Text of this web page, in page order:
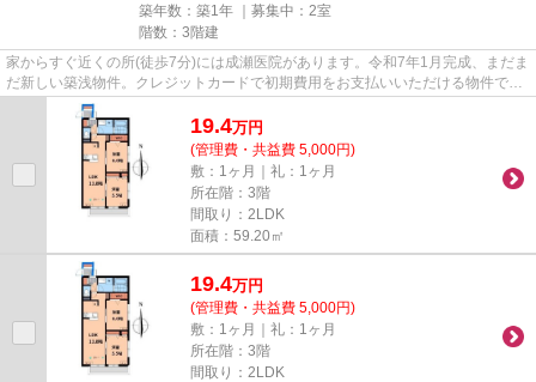
築年数：築1年 ｜募集中： 2室
階数：3階建
家からすぐ近くの所(徒歩7分)には成瀬医院があります。令和7年1月完成、まだま
だ新しい築浅物件。クレジットカードで初期費用をお支払いいただける物件で
す。敷地内ごみ置き場があるた...
19.4万円
(管理費・共益費 5,000円)
敷：1ヶ月｜礼：1ヶ月
所在階：3階
間取り：2LDK
面積：59.20㎡
19.4万円
(管理費・共益費 5,000円)
敷：1ヶ月｜礼：1ヶ月
所在階：3階
間取り：2LDK